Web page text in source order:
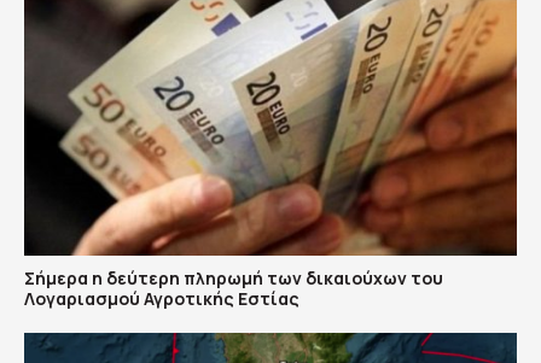
Σήμερα η δεύτερη πληρωμή των δικαιούχων του
Λογαριασμού Αγροτικής Εστίας